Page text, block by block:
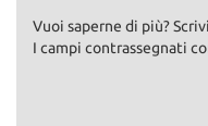
Vuoi saperne di più?
I campi contrassegnati